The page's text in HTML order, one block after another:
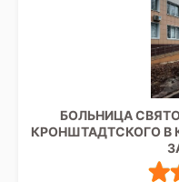
БОЛЬНИЦА
КРОНШТАДТСКОГО В